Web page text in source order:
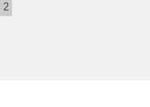
2